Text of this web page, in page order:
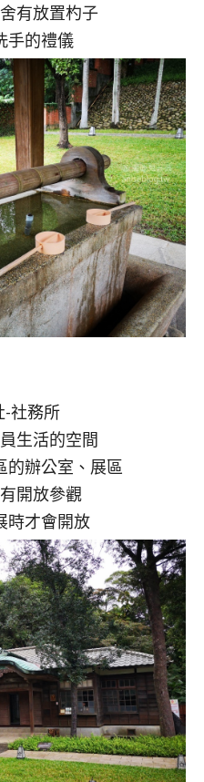
有放置杓子
手的禮儀
-社務所
生活的空間
的辦公室、展區
開放參觀
時才會開放